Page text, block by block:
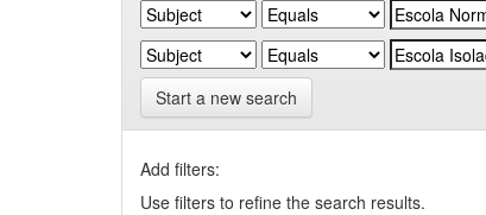
Start a new search
Add filters:
Use filters to refine the search results.